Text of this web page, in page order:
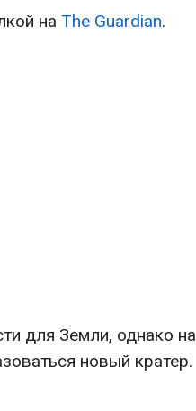
на The Guardian.
для Земли, однако на
новый кратер.